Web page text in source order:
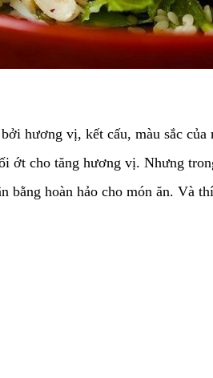
hương vị, kết cấu, màu sắc
ớt cho tăng hương vị. Nhưng
bằng hoàn hảo cho món ăn. Và